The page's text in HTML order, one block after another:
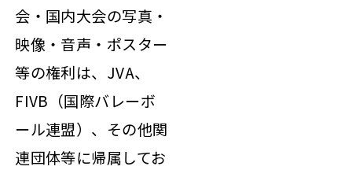
会・国内大会の写真・
映像・音声・ポスター
等の権利は、JVA、
FIVB（国際バレーボ
ール連盟）、その他関
連団体等に帰属してお